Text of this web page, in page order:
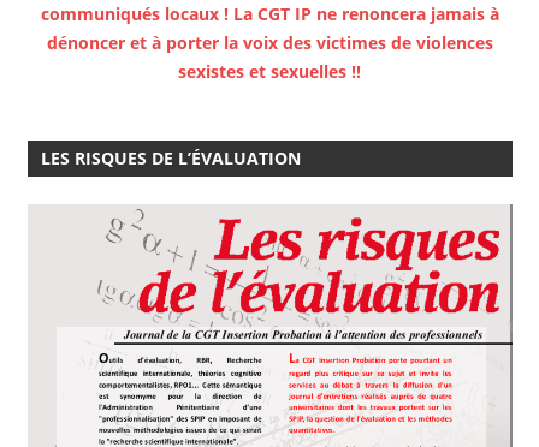
communiqués locaux ! La CGT IP ne renoncera jamais à
dénoncer et à porter la voix des victimes de violences
sexistes et sexuelles !!
LES RISQUES DE L’ÉVALUATION